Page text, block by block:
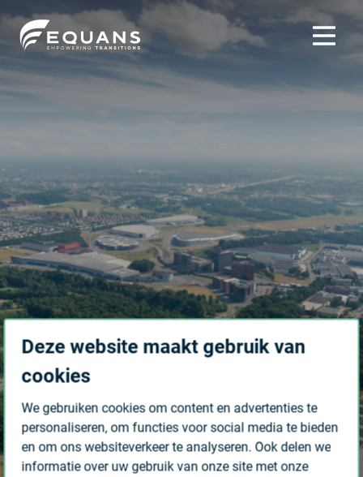
Deze website maakt gebruik van
cookies
We gebruiken cookies om content en advertenties te
personaliseren, om functies voor social media te bieden
en om ons websiteverkeer te analyseren. Ook delen we
informatie over uw gebruik van onze site met onze